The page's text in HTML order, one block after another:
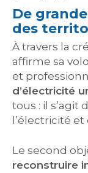
De
des
À travers la
affirme sa
et
d’électricité
tous : il s’agit
l’électricité
Le second
reconstruire